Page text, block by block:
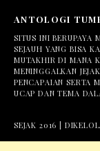
ANTOLOGI
SITUS INI BERUPAYA
SEJAUH YANG BISA
MUTAKHIR DI MANA
MENINGGALKAN
PENCAPAIAN SERTA
UCAP DAN TEMA
SEJAK 2016 |